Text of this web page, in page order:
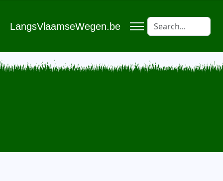
LangsVlaamseWegen.be